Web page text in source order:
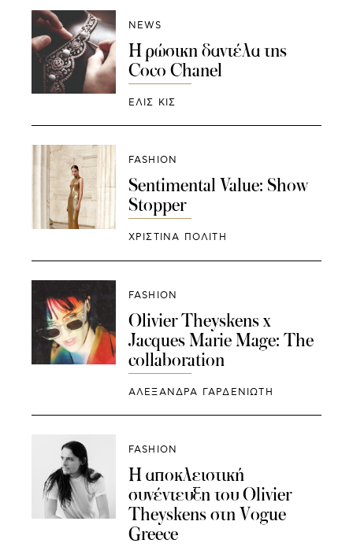
NEWS
Η ρώσικη δαντέλα της
Coco Chanel
ΕΛΙΣ ΚΙΣ
FASHION
Sentimental Value: Show
Stopper
ΧΡΙΣΤΙΝΑ ΠΟΛΙΤΗ
FASHION
Olivier Theyskens x
Jacques Marie Mage: The
collaboration
ΑΛΕΞΑΝΔΡΑ ΓΑΡΔΕΝΙΩΤΗ
FASHION
Η αποκλειστική
συνέντευξη του Olivier
Theyskens στη Vogue
Greece